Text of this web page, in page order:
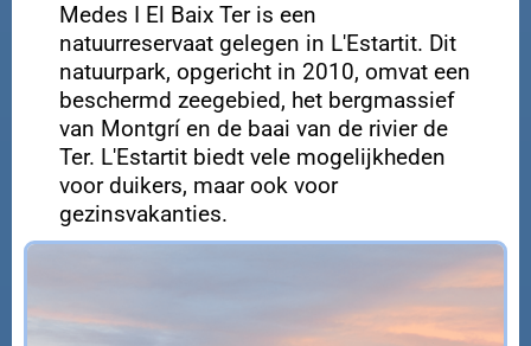
Medes I El Baix Ter is een
natuurreservaat gelegen in L'Estartit. Dit
natuurpark, opgericht in 2010, omvat een
beschermd zeegebied, het bergmassief
van Montgrí en de baai van de rivier de
Ter. L'Estartit biedt vele mogelijkheden
voor duikers, maar ook voor
gezinsvakanties.